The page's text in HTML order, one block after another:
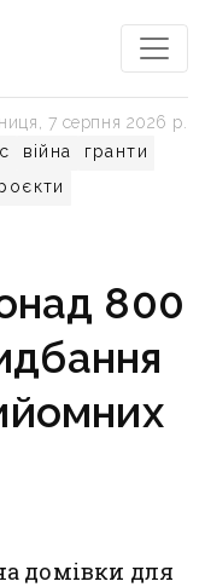
війна
гранти
7 серпня 2026 р.
800
домівки для